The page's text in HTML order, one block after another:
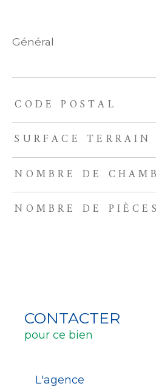
général
TRAD_ZEPHYR_Caracteristique
CODE POSTAL
SURFACE TERRAIN
NOMBRE DE
NOMBRE DE PIÈCES
CONTACTER
pour ce bien
L'agence